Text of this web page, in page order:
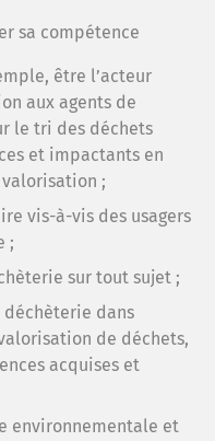
sa compétence
être l’acteur
aux agents de
le tri des déchets
et impactants en
;
vis-à-vis des usagers
;
sur tout sujet ;
déchèterie dans
de déchets,
acquises et
environnementale et